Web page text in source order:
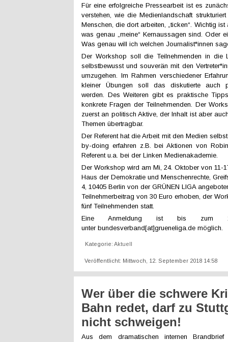
Für eine erfolgreiche Pressearbeit ist es
verstehen, wie die Medienlandschaft
Menschen, die dort arbeiten, „ticken“. Wichtig
was genau „meine“ Kernaussagen sind. Oder
Was genau will ich welchen Journalist*innen
Der Workshop soll die Teilnehmenden in die
selbstbewusst und souverän mit den
umzugehen. Im Rahmen verschiedener
kleiner Übungen soll das diskutierte auch
werden. Des Weiteren gibt es praktische
konkrete Fragen der Teilnehmenden. Der
zuerst an politisch Aktive, der Inhalt ist aber
Themen übertragbar.
Der Referent hat die Arbeit mit den Medien
by-doing erfahren z.B. bei Aktionen von
Referent u.a. bei der Linken Medienakademie.
Der Workshop wird am Mi, 24. Oktober von 11-
Haus der Demokratie und Menschenrechte,
4, 10405 Berlin von der GRÜNEN LIGA
Teilnehmerbeitrag von 30 Euro erhoben, der
fünf Teilnehmenden statt.
Eine Anmeldung ist bis zum
unter bundesverband[at]grueneliga.de möglich.
Kategorie: Aktuell
Veröffentlicht: Mittwoch, 12. September 2018 14:58
Wer über die schwere
Bahn redet, darf zu
nicht schweigen!
Aus dem dramatischen internen